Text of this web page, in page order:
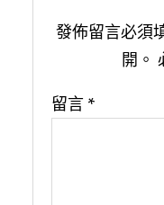
發佈留言必須
開。
留言 *